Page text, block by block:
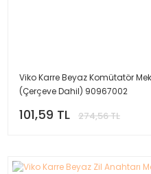
Viko Karre Beyaz Komütatör
(Çerçeve Dahil) 90967002
101,59 TL 274,56 TL